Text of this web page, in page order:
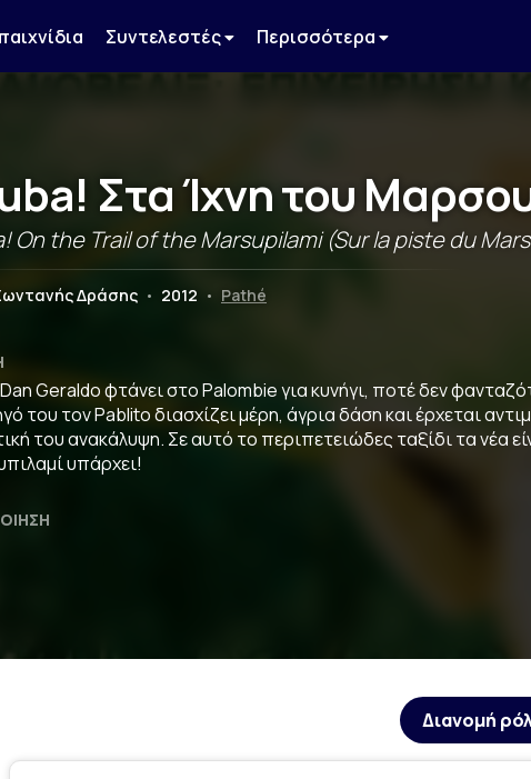
Συντελεστές Περισσότερα
Στα Ίχνη του
On the Trail of the Marsupilami (Sur la piste du
Δράσης • 2012 • Pathé
Geraldo φτάνει στο Palombie για κυνήγι, ποτέ δεν
του τον Pablito διασχίζει µέρη, άγρια δάση και έρχεται
του ανακάλυψη. Σε αυτό το περιπετειώδες ταξίδι τα νέα
υπάρχει!
Διανομή